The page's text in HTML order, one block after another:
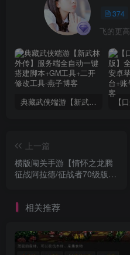
374
飞的更高
典藏武侠端游【新武林外传】服务端全自动一键搭建脚本+GM工具+二开修改工具
上一篇
横版闯关手游【情怀之龙腾
征战阿拉德/征战者70级版】
端+xls表+多功能管理后台
程.
相关推荐